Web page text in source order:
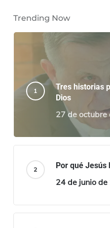
Trending Now
Tres historias
Dios
27 de octubre
Por qué Jesús
24 de junio